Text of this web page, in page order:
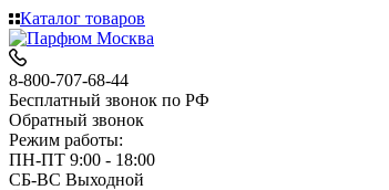
Каталог товаров
8-800-707-68-44
Бесплатный звонок по РФ
Обратный звонок
Режим работы:
ПН-ПТ 9:00 - 18:00
СБ-ВС Выходной